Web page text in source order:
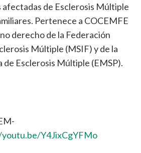
afectadas de Esclerosis Múltiple
Pertenece a COCEMFE
derecho de la Federación
Múltiple (MSIF) y de la
de Esclerosis Múltiple (EMSP).
Y4JixCgYFMo